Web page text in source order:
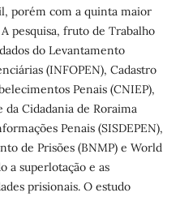
porém com a quinta maior
pesquisa, fruto de Trabalho
do Levantamento
(INFOPEN), Cadastro
Penais (CNIEP),
da Cidadania de Roraima
Penais (SISDEPEN),
de Prisões (BNMP) e World
a superlotação e as
prisionais. O estudo